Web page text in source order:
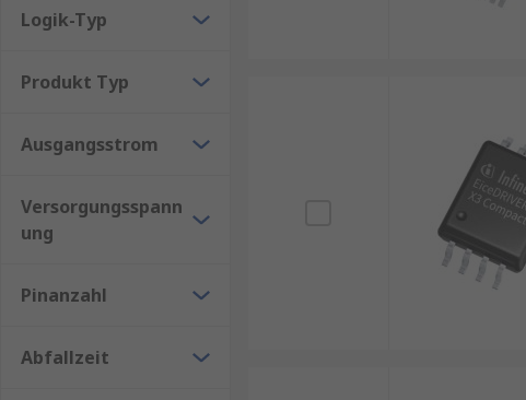
Automobilbereich mit starken induktiven Lasten.
Piezo-Elektrizität ist die Elektrizität, die aus Druck und
Piezo-Komponenten. Dazu gehören Lichtwellenleiter,
Infrarotkameras.
Logik-Typ
Produkt Typ
Ausgangsstrom
Versorgungsspann
ung
Pinanzahl
Abfallzeit